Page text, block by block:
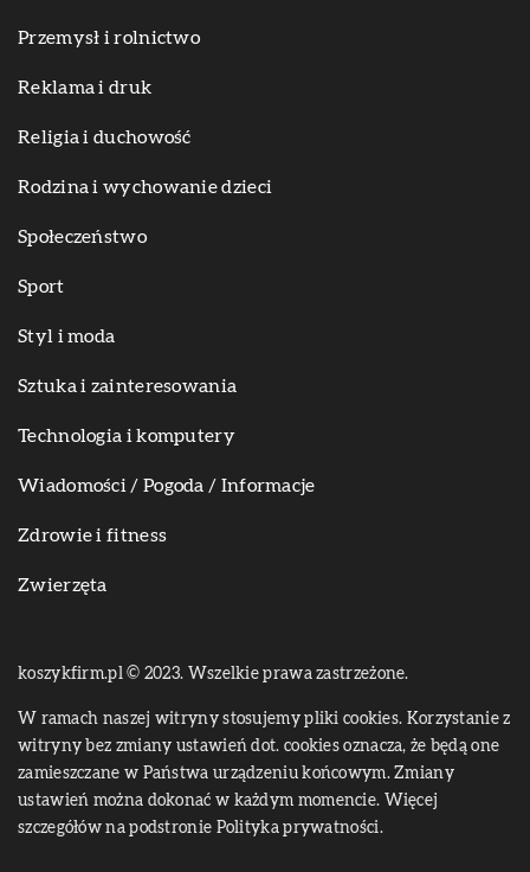
Przemysł i rolnictwo
Reklama i druk
Religia i duchowość
Rodzina i wychowanie dzieci
Społeczeństwo
Sport
Styl i moda
Sztuka i zainteresowania
Technologia i komputery
Wiadomości / Pogoda / Informacje
Zdrowie i fitness
Zwierzęta
koszykfirm.pl © 2023. Wszelkie prawa zastrzeżone.
W ramach naszej witryny stosujemy pliki cookies. Korzystanie z
witryny bez zmiany ustawień dot. cookies oznacza, że będą one
zamieszczane w Państwa urządzeniu końcowym. Zmiany
ustawień można dokonać w każdym momencie. Więcej
szczegółów na podstronie Polityka prywatności.